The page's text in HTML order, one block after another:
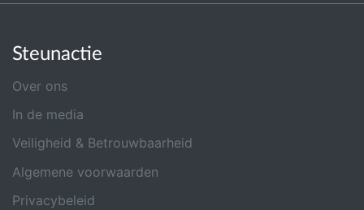
Steunactie
Over ons
In de media
Veiligheid & Betrouwbaarheid
Algemene voorwaarden
Privacybeleid